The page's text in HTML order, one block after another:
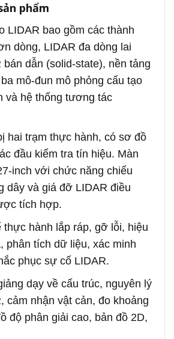
phẩm
LIDAR bao gồm các thành
dòng, LIDAR đa dòng lai
dẫn (solid‑state), nền tảng
mô‑đun mô phỏng cấu tạo
và hệ thống tương tác
hai trạm thực hành, có sơ đồ
đầu kiểm tra tín hiệu. Màn
với chức năng chiếu
dây và giá đỡ LIDAR điều
tích hợp.
thực hành lắp ráp, gỡ lỗi, hiệu
phân tích dữ liệu, xác minh
phục sự cố LIDAR.
dạy về cấu trúc, nguyên lý
cảm nhận vật cản, đo khoảng
độ phân giải cao, bản đồ 2D,